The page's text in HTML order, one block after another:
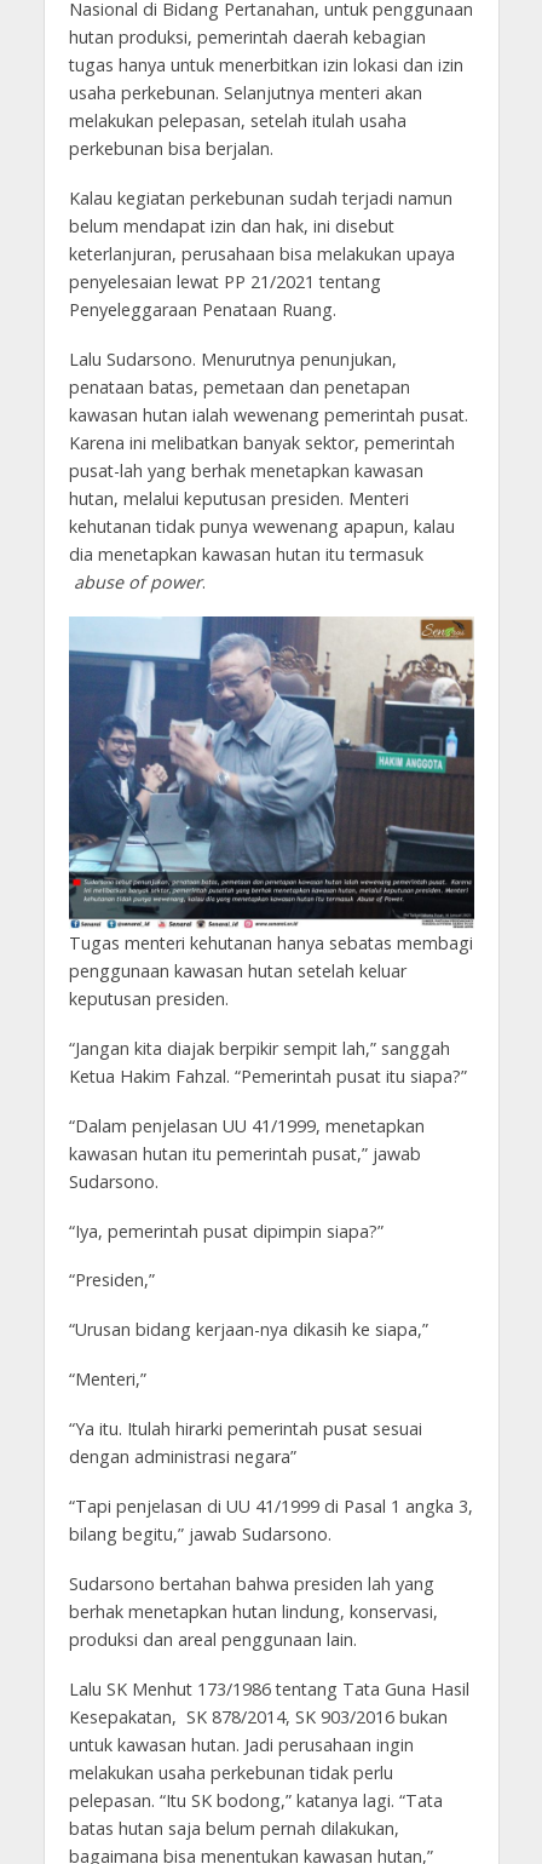
Nasional di Bidang Pertanahan, untuk penggunaan
hutan produksi, pemerintah daerah kebagian
tugas hanya untuk menerbitkan izin lokasi dan izin
usaha perkebunan. Selanjutnya menteri akan
melakukan pelepasan, setelah itulah usaha
perkebunan bisa berjalan.
Kalau kegiatan perkebunan sudah terjadi namun
belum mendapat izin dan hak, ini disebut
keterlanjuran, perusahaan bisa melakukan upaya
penyelesaian lewat PP 21/2021 tentang
Penyeleggaraan Penataan Ruang.
Lalu Sudarsono. Menurutnya penunjukan,
penataan batas, pemetaan dan penetapan
kawasan hutan ialah wewenang pemerintah pusat.
Karena ini melibatkan banyak sektor, pemerintah
pusat-lah yang berhak menetapkan kawasan
hutan, melalui keputusan presiden. Menteri
kehutanan tidak punya wewenang apapun, kalau
dia menetapkan kawasan hutan itu termasuk
abuse of power.
Tugas menteri kehutanan hanya sebatas membagi
penggunaan kawasan hutan setelah keluar
keputusan presiden.
“Jangan kita diajak berpikir sempit lah,” sanggah
Ketua Hakim Fahzal. “Pemerintah pusat itu siapa?”
“Dalam penjelasan UU 41/1999, menetapkan
kawasan hutan itu pemerintah pusat,” jawab
Sudarsono.
“Iya, pemerintah pusat dipimpin siapa?”
“Presiden,”
“Urusan bidang kerjaan-nya dikasih ke siapa,”
“Menteri,”
“Ya itu. Itulah hirarki pemerintah pusat sesuai
dengan administrasi negara”
“Tapi penjelasan di UU 41/1999 di Pasal 1 angka 3,
bilang begitu,” jawab Sudarsono.
Sudarsono bertahan bahwa presiden lah yang
berhak menetapkan hutan lindung, konservasi,
produksi dan areal penggunaan lain.
Lalu SK Menhut 173/1986 tentang Tata Guna Hasil
Kesepakatan, SK 878/2014, SK 903/2016 bukan
untuk kawasan hutan. Jadi perusahaan ingin
melakukan usaha perkebunan tidak perlu
pelepasan. “Itu SK bodong,” katanya lagi. “Tata
batas hutan saja belum pernah dilakukan,
bagaimana bisa menentukan kawasan hutan,”